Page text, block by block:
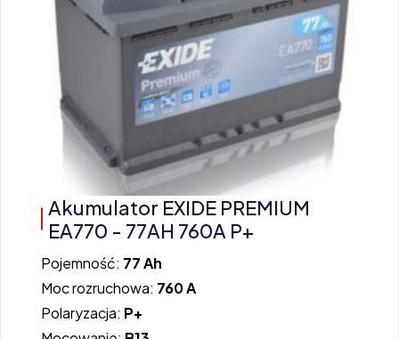
Akumulator EXIDE PREMIUM
EA770 - 77AH 760A P+
Pojemność: 77 Ah
Moc rozruchowa: 760 A
Polaryzacja: P+